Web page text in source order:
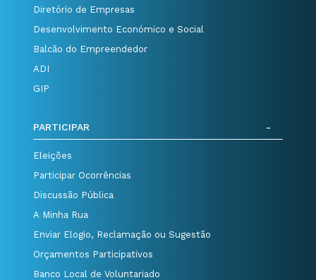
Diretório de Empresas
Desenvolvimento Económico e Social
Balcão do Empreendedor
ADI
GIP
PARTICIPAR
Eleições
Participar Ocorrências
Discussão Pública
A Minha Rua
Enviar Elogio, Reclamação ou Sugestão
Orçamentos Participativos
Banco Local de Voluntariado